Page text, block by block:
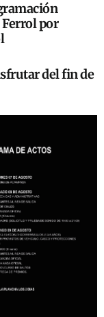
Ferrol por
del fin de